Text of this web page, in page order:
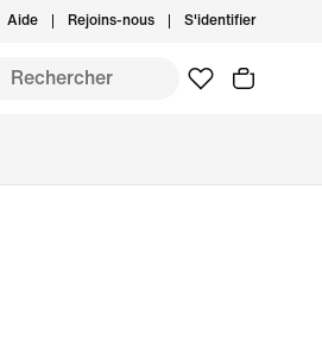
Aide Rejoins-nous S'identifier